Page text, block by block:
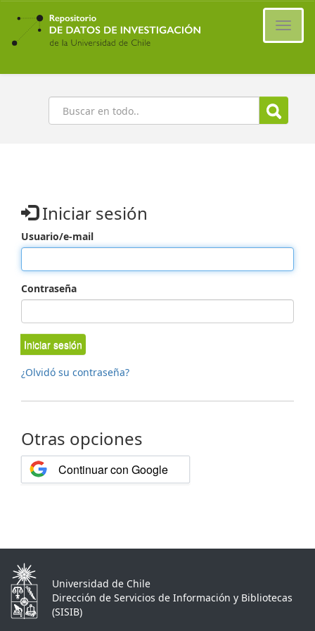
Ir
contenido
principal
Buscar
Iniciar sesión
Usuario/e-mail
Contraseña
Iniciar sesión
¿Olvidó su contraseña?
Otras opciones
Continuar con Google
Universidad de Chile
Dirección de Servicios de Información y Bibliotecas
(SISIB)